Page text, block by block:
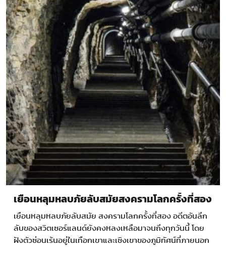
เยือนหลุมหลบภัยลับสมัยสงครามโลกครั้งที่สอง
เยือนหลุมหลบภัยลับสมัย สงครามโลกครั้งที่สอง อดีตอันลึก
ลับของสวิตเซอร์แลนด์ยังคงหลงเหลือมาจนถึงทุกวันนี้ โดย
ฝังตัวซ่อนเร้นอยู่ในเทือกเขาและเชิงเขาของภูมิทัศน์ที่ภายนอก